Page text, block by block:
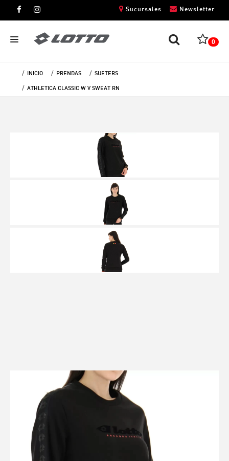
Newsletter
Sucursales
0
CABALLEROS
INICIO PRENDAS SUETERS
ATHLETICA CLASSIC W V SWEAT RN